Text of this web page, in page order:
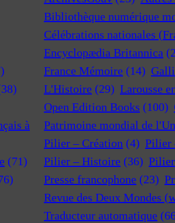
à
(71)
Bibliothèque numérique
Célébrations nationales
Encyclopædia Britannica
France Mémoire (14)
L'Histoire (29) Larousse
Open Edition Books (100)
Patrimoine mondial de
Pilier – Création (4) Pilier
Pilier – Histoire (36)
Presse francophone (23)
Revue des Deux Mondes
Traducteur automatique